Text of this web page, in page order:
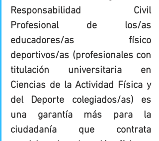
Responsabilidad Civil
Profesional de los/as
educadores/as físico
deportivos/as (profesionales con
titulación universitaria en
Ciencias de la Actividad Física y
del Deporte colegiados/as) es
una garantía más para la
ciudadanía que contrata